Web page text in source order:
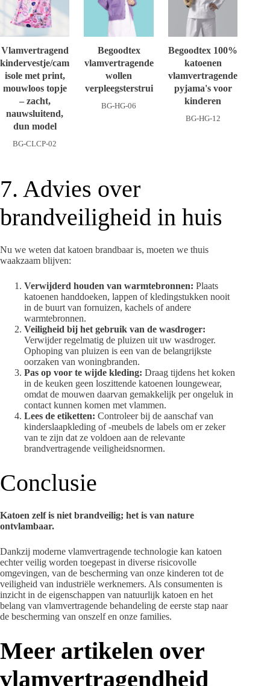
Vlamvertragend
kindervestje/cam
isole met print,
mouwloos topje
– zacht,
nauwsluitend,
dun model
BG-CLCP-02
Begoodtex
vlamvertragende
wollen
verpleegsterstrui
BG-HG-06
Begoodtex 100%
katoenen
vlamvertragende
pyjama's voor
kinderen
BG-HG-12
7. Advies over
brandveiligheid in huis
Nu we weten dat katoen brandbaar is, moeten we thuis
waakzaam blijven:
Verwijderd houden van warmtebronnen: Plaats
katoenen handdoeken, lappen of kledingstukken nooit
in de buurt van fornuizen, kachels of andere
warmtebronnen.
Veiligheid bij het gebruik van de wasdroger:
Verwijder regelmatig de pluizen uit uw wasdroger.
Ophoping van pluizen is een van de belangrijkste
oorzaken van woningbranden.
Pas op voor te wijde kleding: Draag tijdens het koken
in de keuken geen loszittende katoenen loungewear,
omdat de mouwen daarvan gemakkelijk per ongeluk in
contact kunnen komen met vlammen.
Lees de etiketten: Controleer bij de aanschaf van
kinderslaapkleding of -meubels de labels om er zeker
van te zijn dat ze voldoen aan de relevante
brandvertragende veiligheidsnormen.
Conclusie
Katoen zelf is niet brandveilig; het is van nature
ontvlambaar.
Dankzij moderne vlamvertragende technologie kan katoen
echter veilig worden toegepast in diverse risicovolle
omgevingen, van de bescherming van onze kinderen tot de
veiligheid van industriële werknemers. Als consumenten is
inzicht in de eigenschappen van natuurlijk katoen en het
belang van vlamvertragende behandeling de eerste stap naar
de bescherming van onszelf en onze families.
Meer artikelen over
vlamvertragendheid